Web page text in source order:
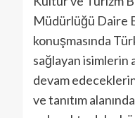
Müdürlüğü Daire
konuşmasında
sağlayan isimlerin
devam
ve tanıtım